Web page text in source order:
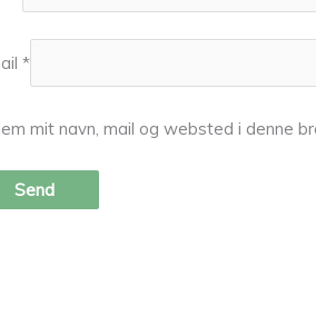
*
mit navn, mail og websted i denne